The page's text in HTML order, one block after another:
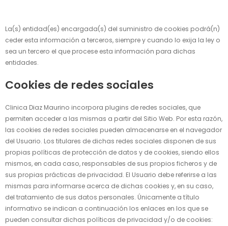
La(s) entidad(es) encargada(s) del suministro de cookies podrá(n)
ceder esta información a terceros, siempre y cuando lo exija la ley o
sea un tercero el que procese esta información para dichas
entidades.
Cookies de redes sociales
Clinica Diaz Maurino incorpora plugins de redes sociales, que
permiten acceder a las mismas a partir del Sitio Web. Por esta razón,
las cookies de redes sociales pueden almacenarse en el navegador
del Usuario. Los titulares de dichas redes sociales disponen de sus
propias políticas de protección de datos y de cookies, siendo ellos
mismos, en cada caso, responsables de sus propios ficheros y de
sus propias prácticas de privacidad. El Usuario debe referirse a las
mismas para informarse acerca de dichas cookies y, en su caso,
del tratamiento de sus datos personales. Únicamente a título
informativo se indican a continuación los enlaces en los que se
pueden consultar dichas políticas de privacidad y/o de cookies: